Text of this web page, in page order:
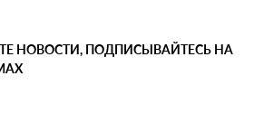
НОВОСТИ, ПОДПИСЫВАЙТЕСЬ НА